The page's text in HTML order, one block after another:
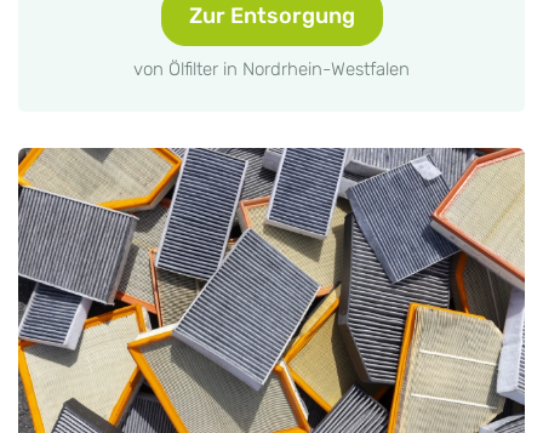
Zur Entsorgung
von Ölfilter in Nordrhein-Westfalen